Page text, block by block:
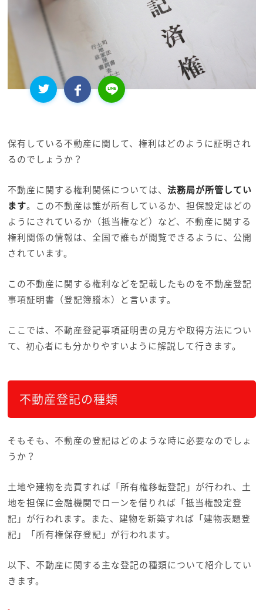
保有している不動産に関して、権利はどのように証明され
るのでしょうか？
不動産に関する権利関係については、 法務局が所管してい
ます。この不動産は誰が所有しているか、担保設定はどの
ようにされているか（抵当権など）など、不動産に関する
権利関係の情報は、全国で誰もが閲覧できるように、公開
されています。
この不動産に関する権利などを記載したものを不動産登記
事項証明書（登記簿謄本）と言います。
ここでは、不動産登記事項証明書の見方や取得方法につい
て、初心者にも分かりやすいように解説して行きます。
不動産登記の種類
そもそも、不動産の登記はどのような時に必要なのでしょ
うか？
土地や建物を売買すれば「所有権移転登記」が行われ、土
地を担保に金融機関でローンを借りれば「抵当権設定登
記」が行われます。また、建物を新築すれば「建物表題登
記」「所有権保存登記」が行われます。
以下、不動産に関する主な登記の種類について紹介してい
きます。